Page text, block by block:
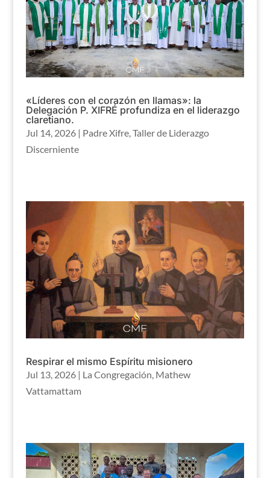
«Líderes con el corazón en llamas»: la
Delegación P. XIFRÉ profundiza en el liderazgo
claretiano.
Jul 14, 2026| Padre Xifre,Taller de Liderazgo
Discerniente
Respirar el mismo Espíritu misionero
Jul 13, 2026| La Congregación, Mathew
Vattamattam